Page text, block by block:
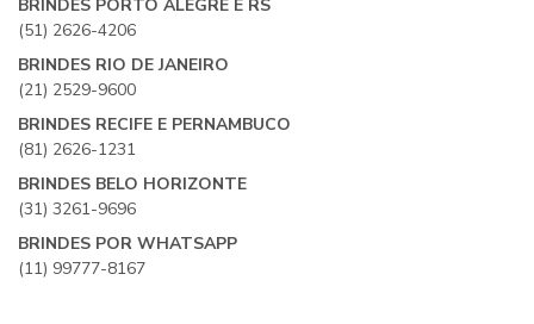
BRINDES PORTO ALEGRE E RS
(51) 2626-4206
BRINDES RIO DE JANEIRO
(21) 2529-9600
BRINDES RECIFE E PERNAMBUCO
(81) 2626-1231
BRINDES BELO HORIZONTE
(31) 3261-9696
BRINDES POR WHATSAPP
(11) 99777-8167